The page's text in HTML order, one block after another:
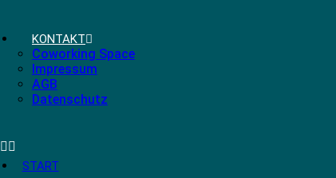
KONTAKT
Coworking Space
Impressum
AGB
Datenschutz
START